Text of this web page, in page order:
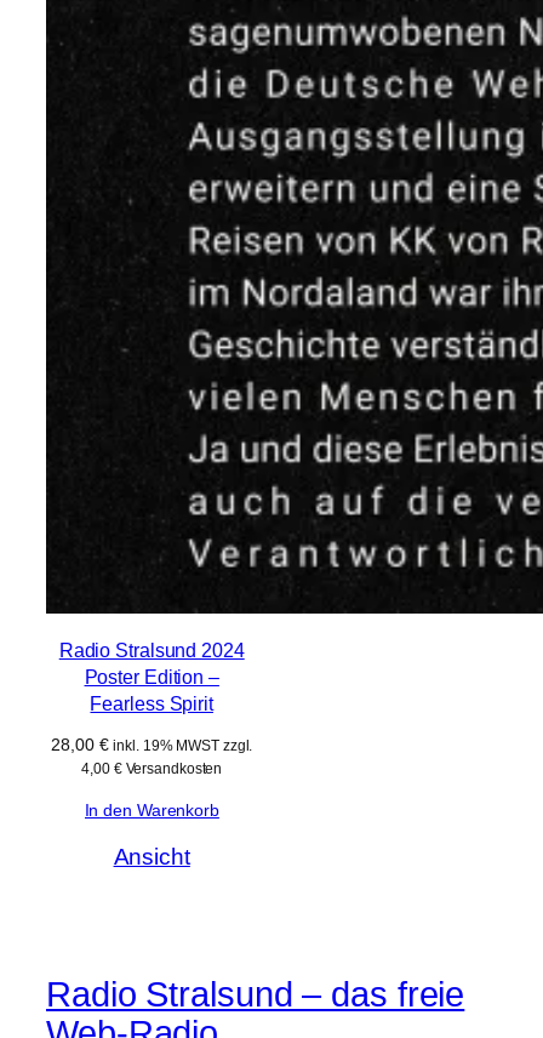
Radio Stralsund 2024
Poster Edition –
Fearless Spirit
28,00 € inkl. 19% MWST zzgl.
4,00 € Versandkosten
In den Warenkorb
Ansicht
Radio Stralsund – das freie